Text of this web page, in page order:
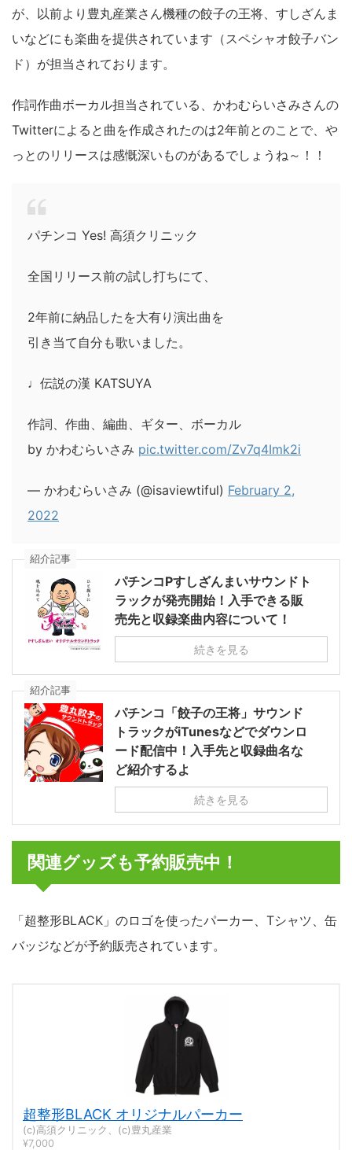
が、以前より豊丸産業さん機種の餃子の王将、すしざんま
いなどにも楽曲を提供されています（スペシャオ餃子バン
ド）が担当されております。
作詞作曲ボーカル担当されている、かわむらいさみさんの
Twitterによると曲を作成されたのは2年前とのことで、や
っとのリリースは感慨深いものがあるでしょうね～！！
パチンコ Yes! 高須クリニック
全国リリース前の試し打ちにて、
2年前に納品したを大有り演出曲を
引き当て自分も歌いました。
♩伝説の漢 KATSUYA
作詞、作曲、編曲、ギター、ボーカル
by かわむらいさみ pic.twitter.com/Zv7q4Imk2i
— かわむらいさみ (@isaviewtiful) February 2,
2022
紹介記事
パチンコPすしざんまいサウンドト
ラックが発売開始！入手できる販
売先と収録楽曲内容について！
続きを見る
紹介記事
パチンコ「餃子の王将」サウンド
トラックがiTunesなどでダウンロ
ード配信中！入手先と収録曲名な
ど紹介するよ
続きを見る
関連グッズも予約販売中！
「超整形BLACK」のロゴを使ったパーカー、Tシャツ、缶
バッジなどが予約販売されています。
超整形BLACK オリジナルパーカー
(c)高須クリニック、(c)豊丸産業
¥7,000